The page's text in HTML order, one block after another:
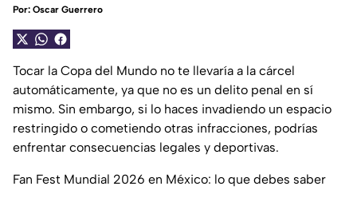
Por: Oscar Guerrero
Tocar la Copa del Mundo no te llevaría a la cárcel
automáticamente, ya que no es un delito penal en sí
mismo. Sin embargo, si lo haces invadiendo un espacio
restringido o cometiendo otras infracciones, podrías
enfrentar consecuencias legales y deportivas.
Fan Fest Mundial 2026 en México: lo que debes saber